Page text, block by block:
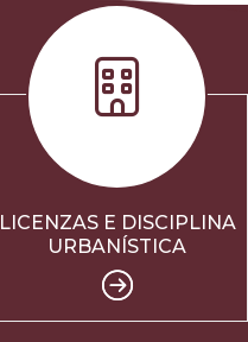
LICENZAS E DISCIPLINA
URBANÍSTICA